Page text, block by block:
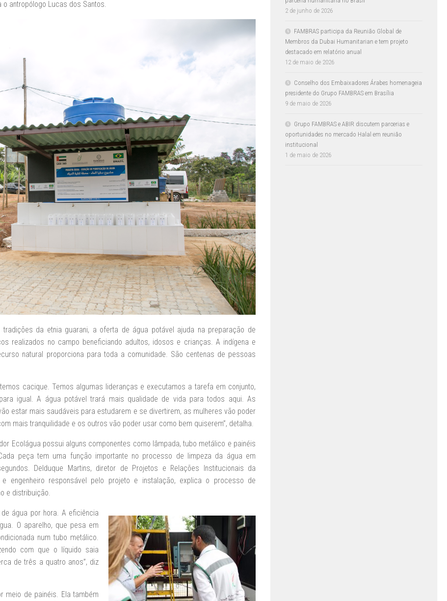
antropólogo Lucas dos Santos.
da etnia guarani, a oferta de água potável ajuda na preparação de
realizados no campo beneficiando adultos, idosos e crianças. A indígena e
natural proporciona para toda a comunidade. São centenas de pessoas
temos cacique. Temos algumas lideranças e executamos a tarefa em conjunto,
igual. A água potável trará mais qualidade de vida para todos aqui. As
estar mais saudáveis para estudarem e se divertirem, as mulheres vão poder
mais tranquilidade e os outros vão poder usar como bem quiserem”, detalha.
Ecolágua possui alguns componentes como lâmpada, tubo metálico e painéis
peça tem uma função importante no processo de limpeza da água em
Delduque Martins, diretor de Projetos e Relações Institucionais da
e engenheiro responsável pelo projeto e instalação, explica o processo de
e distribuição.
água por hora. A eficiência
O aparelho, que pesa em
num tubo metálico.
com que o líquido saia
de três a quatro anos”, diz
meio de painéis. Ela também
2 de junho de 2026
FAMBRAS participa da Reunião Global de
Membros da Dubai Humanitarian e tem projeto
destacado em relatório anual
12 de maio de 2026
Conselho dos Embaixadores Árabes homenageia
presidente do Grupo FAMBRAS em Brasília
9 de maio de 2026
Grupo FAMBRAS e ABIR discutem parcerias e
oportunidades no mercado Halal em reunião
institucional
1 de maio de 2026